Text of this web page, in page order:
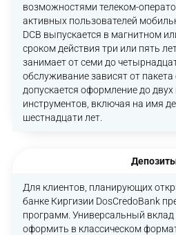
возможностями телеком-
активных пользователей
DCB выпускается в магнитном
сроком действия три или пять
занимает от семи до
обслуживание зависят от
допускается оформление до
инструментов, включая на имя
шестнадцати лет.
Для клиентов, планирующих
банке Киргизии DosCredoBank
программ. Универсальный
оформить в классическом